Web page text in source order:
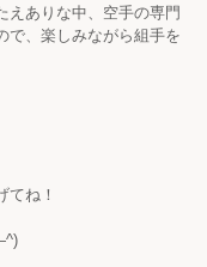
えありな中、空手の専門
で、楽しみながら組手を
ね！